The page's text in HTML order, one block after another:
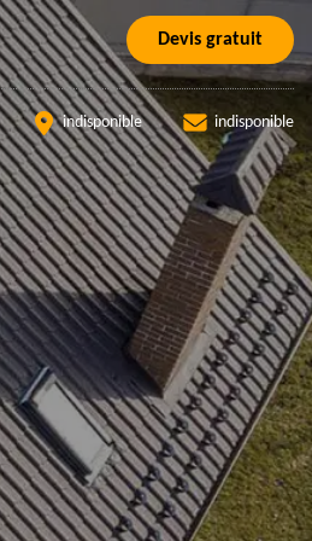
Devis gratuit
indisponible indisponible